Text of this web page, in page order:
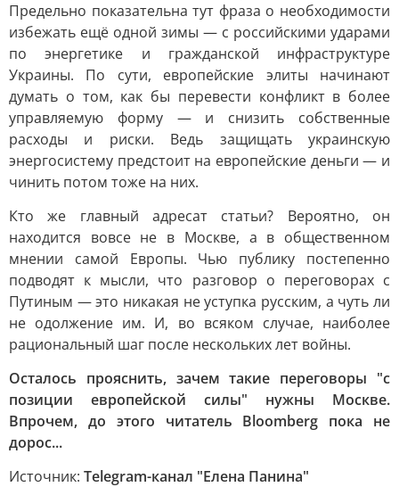
Предельно показательна тут фраза о необходимости
избежать ещё одной зимы — с российскими ударами
по энергетике и гражданской инфраструктуре
Украины. По сути, европейские элиты начинают
думать о том, как бы перевести конфликт в более
управляемую форму — и снизить собственные
расходы и риски. Ведь защищать украинскую
энергосистему предстоит на европейские деньги — и
чинить потом тоже на них.
Кто же главный адресат статьи? Вероятно, он
находится вовсе не в Москве, а в общественном
мнении самой Европы. Чью публику постепенно
подводят к мысли, что разговор о переговорах с
Путиным — это никакая не уступка русским, а чуть ли
не одолжение им. И, во всяком случае, наиболее
рациональный шаг после нескольких лет войны.
Осталось прояснить, зачем такие переговоры "с
позиции европейской силы" нужны Москве.
Впрочем, до этого читатель Bloomberg пока не
дорос...
Источник: Telegram-канал "Елена Панина"